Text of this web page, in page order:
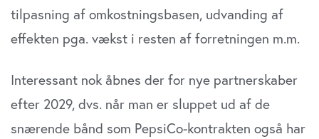
tilpasning af omkostningsbasen, udvanding af
effekten pga. vækst i resten af forretningen m.m.
Interessant nok åbnes der for nye partnerskaber
efter 2029, dvs. når man er sluppet ud af de
snærende bånd som PepsiCo-kontrakten også har